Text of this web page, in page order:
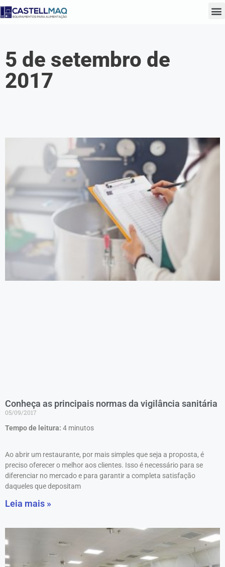
5 de setembro de
2017
Conheça as principais normas da vigilância sanitária
05/09/2017
Tempo de leitura: 4 minutos
Ao abrir um restaurante, por mais simples que seja a proposta, é
preciso oferecer o melhor aos clientes. Isso é necessário para se
diferenciar no mercado e para garantir a completa satisfação
daqueles que depositam
Leia mais »